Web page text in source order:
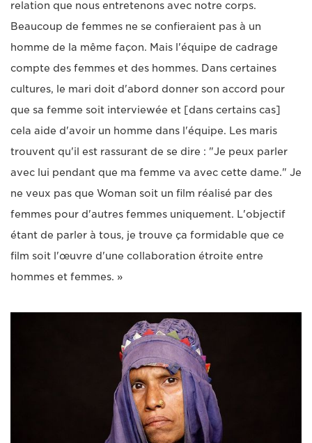
relation que nous entretenons avec notre corps.
Beaucoup de femmes ne se confieraient pas à un
homme de la même façon. Mais l'équipe de cadrage
compte des femmes et des hommes. Dans certaines
cultures, le mari doit d'abord donner son accord pour
que sa femme soit interviewée et [dans certains cas]
cela aide d'avoir un homme dans l'équipe. Les maris
trouvent qu'il est rassurant de se dire : "Je peux parler
avec lui pendant que ma femme va avec cette dame." Je
ne veux pas que Woman soit un film réalisé par des
femmes pour d'autres femmes uniquement. L'objectif
étant de parler à tous, je trouve ça formidable que ce
film soit l'œuvre d'une collaboration étroite entre
hommes et femmes. »